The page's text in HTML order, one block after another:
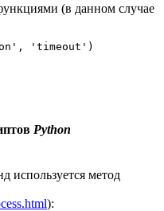
(в данном случае
Python
используется метод
):